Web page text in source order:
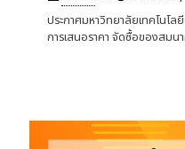
ประกาศมหาวิทยาลัยเทคโนโ
การเสนอราคา จัดซื้อของสม